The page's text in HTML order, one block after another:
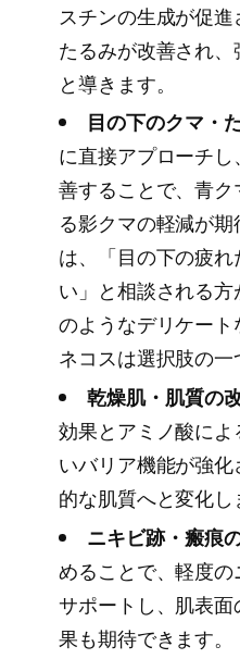
スチンの生成が促
たるみが改善され
と導きます。
目の下のクマ・
に直接アプローチ
善することで、青
る影クマの軽減が
は、「目の下の疲
い」と相談される
のようなデリケー
ネコスは選択肢の一
乾燥肌・肌質の
効果とアミノ酸に
いバリア機能が強
的な肌質へと変化し
ニキビ跡・瘢痕
めることで、軽度
サポートし、肌表
果も期待できます。